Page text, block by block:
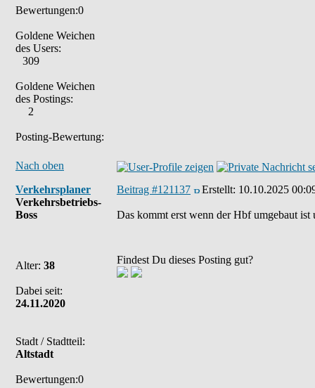
Bewertungen:0
Goldene Weichen
des Users:
309
Goldene Weichen
des Postings:
2
Posting-Bewertung:
Nach oben
Verkehrsplaner
Verkehrsbetriebs-
Boss
Alter: 38
Dabei seit:
24.11.2020
Stadt / Stadtteil:
Altstadt
Bewertungen:0
Beitrag #121137 Erstellt: 10.10.2025
Das kommt erst wenn der Hbf umgebaut
Findest Du dieses Posting gut?